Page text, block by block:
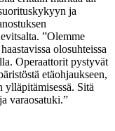
ja
”Olemme
olosuhteissa
Operaattorit pystyvät
etäohjaukseen,
Sitä
varaosatuki.”